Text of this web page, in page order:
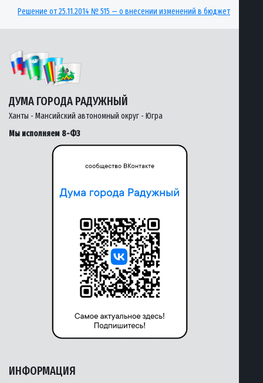
Решение от 25.11.2014 № 515 — о внесении изменений в бюджет
ДУМА ГОРОДА РАДУЖНЫЙ
Ханты - Мансийский автономный округ - Югра
Мы исполняем 8-ФЗ
ИНФОРМАЦИЯ